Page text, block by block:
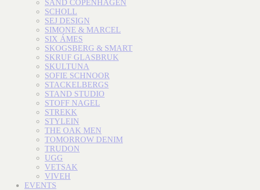
SAND COPENHAGEN
SCHOLL
SEJ DESIGN
SIMONE & MARCEL
SIX ÁMES
SKOGSBERG & SMART
SKRUF GLASBRUK
SKULTUNA
SOFIE SCHNOOR
STACKELBERGS
STAND STUDIO
STOFF NAGEL
STREKK
STYLEIN
THE OAK MEN
TOMORROW DENIM
TRUDON
UGG
VETSAK
VIVEH
EVENTS